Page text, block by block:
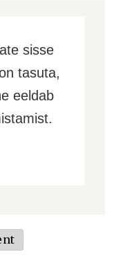
sisse
tasuta,
eeldab